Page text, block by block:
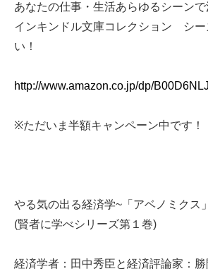
あなたの仕事・生活あらゆるシーン
インキンドル文庫コレクション シー
い！
http://www.amazon.co.jp/dp/
※ただいま半額キャンペーン中です！
やる気の出る経済学~「アベノミクス
(賢者に学べシリーズ第１巻)
経済学者：田中秀臣と経済評論家：